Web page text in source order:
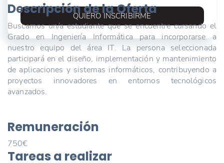
QUIERO INSCRIBIRME
Descripción de la Oferta
Buscamos un/a estudiante que se encuentre cursando el
Grado en Ingeniería Informática para incorporarse a
nuestro equipo del área IT. La persona seleccionada
participará en el diseño, implementación y mantenimiento
de aplicaciones y sistemas informáticos, contribuyendo a
proyectos innovadores en entornos tecnológicos
avanzados.
Remuneración
750€
Tareas a realizar